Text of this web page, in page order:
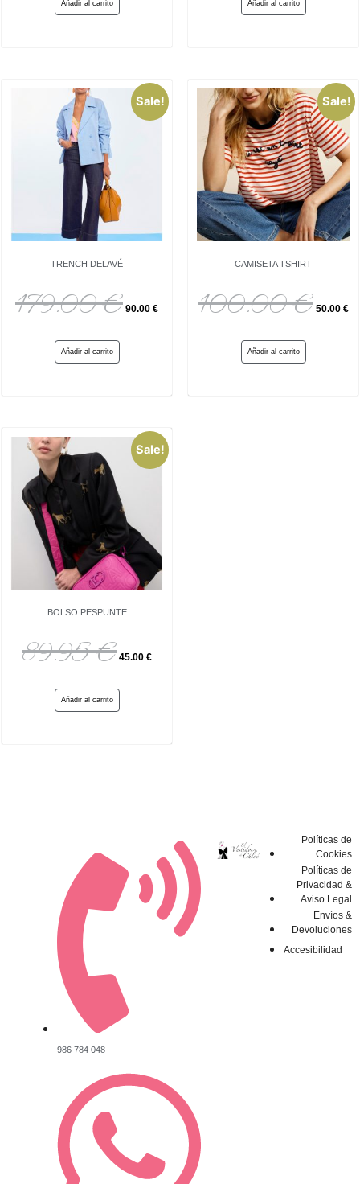
Añadir al carrito Añadir al carrito
Sale!
TRENCH DELAVÉ
179.00€ 90.00 €
Añadir al carrito
Sale!
CAMISETA TSHIRT
100.00€ 50.00 €
Añadir al carrito
Sale!
BOLSO PESPUNTE
89.95€ 45.00 €
Añadir al carrito
986 784 048
Políticas de
Cookies
Políticas de
Privacidad &
Aviso Legal
Envíos &
Devoluciones
Accesibilidad